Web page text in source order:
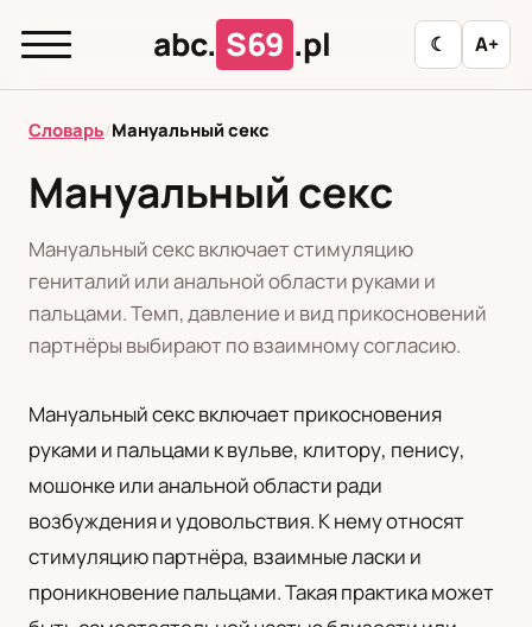
abc. S69 .pl ☾ A+
abc. S69
Л
М Н О П Р С Т
У
Ф
Ц Ш Э
Редакционная политика
Polski Русский
UA
Українська
Словарь/Мануальный секс
Мануальный секс
Мануальный секс включает стимуляцию
гениталий или анальной области руками и
пальцами. Темп, давление и вид прикосновений
партнёры выбирают по взаимному согласию.
Мануальный секс включает прикосновения
руками и пальцами к вульве, клитору, пенису,
мошонке или анальной области ради
возбуждения и удовольствия. К нему относят
стимуляцию партнёра, взаимные ласки и
проникновение пальцами. Такая практика может